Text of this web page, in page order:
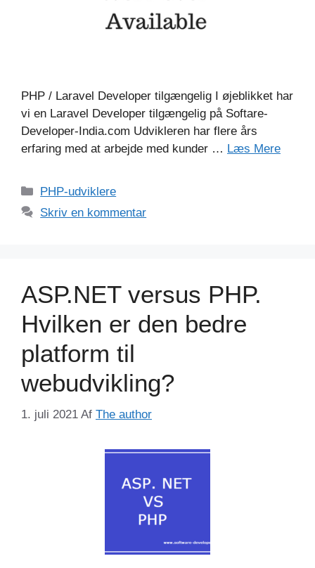
PHP / Laravel Developer tilgængelig I øjeblikket har
vi en Laravel Developer tilgængelig på Softare-
Developer-India.com Udvikleren har flere års
erfaring med at arbejde med kunder … Læs Mere
Kategorier
PHP-udviklere
Skriv en kommentar
ASP.NET versus PHP.
Hvilken er den bedre
platform til
webudvikling?
1. juli 2021 Af The author